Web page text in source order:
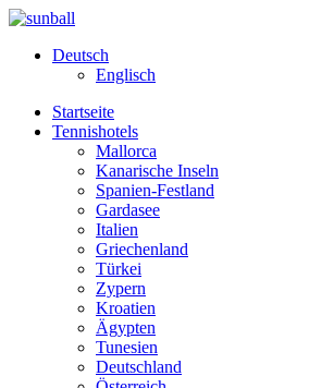
Deutsch
Englisch
Startseite
Tennishotels
Mallorca
Kanarische Inseln
Spanien-Festland
Gardasee
Italien
Griechenland
Türkei
Zypern
Kroatien
Ägypten
Tunesien
Deutschland